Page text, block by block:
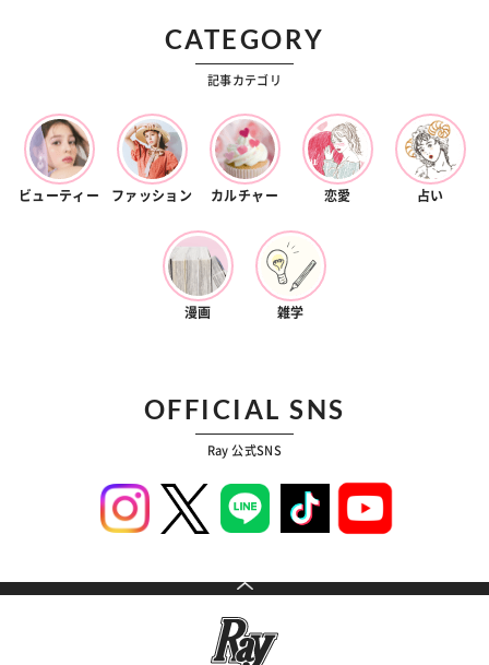
CATEGORY
記事カテゴリ
ビューティー ファッション カルチャー 恋愛 占い
漫画 雑学
OFFICIAL SNS
Ray 公式SNS